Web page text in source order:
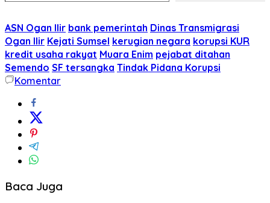
ASN Ogan Ilir bank pemerintah Dinas Transmigrasi
Ogan Ilir Kejati Sumsel kerugian negara korupsi KUR
kredit usaha rakyat Muara Enim pejabat ditahan
Semendo SF tersangka Tindak Pidana Korupsi
Komentar
Baca Juga